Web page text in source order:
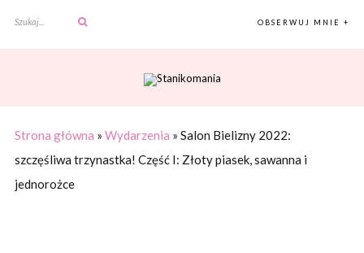
OBSERWUJ MNIE +
Strona główna » Wydarzenia » Salon Bielizny 2022:
szczęśliwa trzynastka! Część I: Złoty piasek, sawanna i
jednorożce